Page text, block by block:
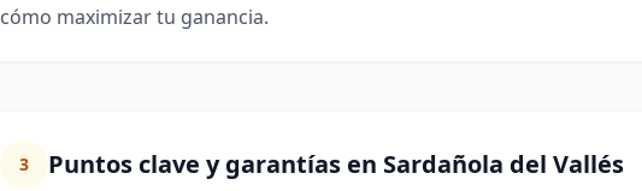
cómo maximizar tu ganancia.
3 Puntos clave y garantías en Sardañola del Vallés